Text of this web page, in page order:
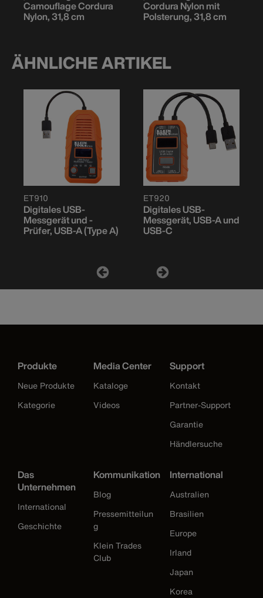
Camouflage Cordura
Nylon, 31,8 cm
Cordura Nylon mit
Polsterung, 31,8 cm
ÄHNLICHE ARTIKEL
ET910
Digitales USB-
Messgerät und -
Prüfer, USB-A (Type A)
ET920
Digitales USB-
Messgerät, USB-A und
USB-C
Produkte
Neue Produkte
Kategorie
Media Center
Kataloge
Videos
Support
Kontakt
Partner-Support
Garantie
Händlersuche
Das
Unternehmen
International
Geschichte
Kommunikation
Blog
Pressemitteilun
g
Klein Trades
Club
International
Australien
Brasilien
Europe
Irland
Japan
Korea